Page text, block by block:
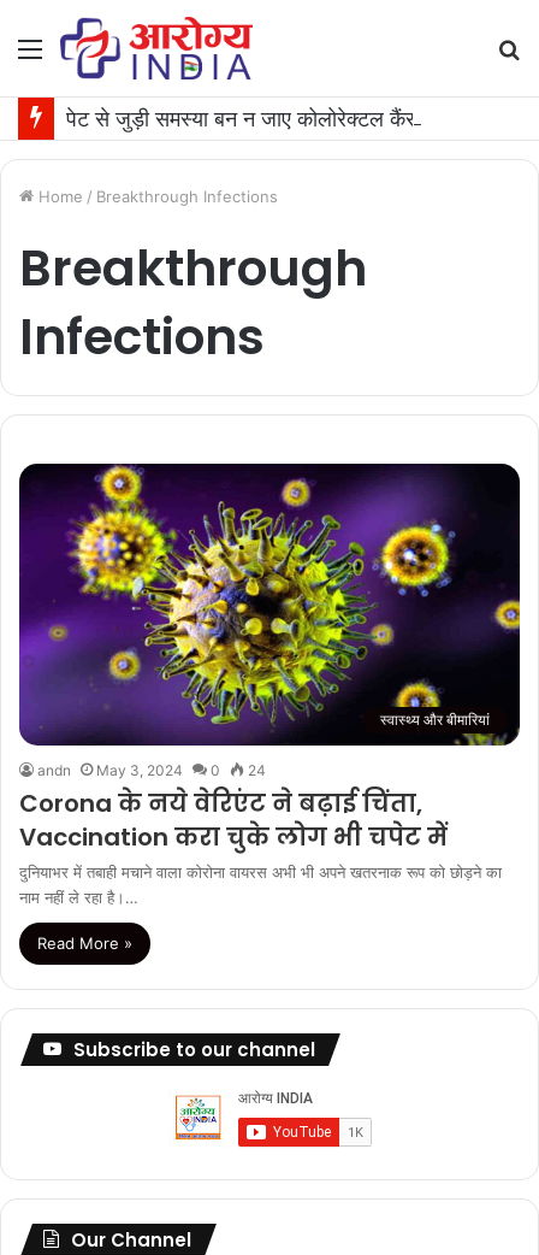
Menu
Home / Breakthrough Infections
Breakthrough
Infections
स्वास्थ्य और बीमारियां
andn May 3, 2024 0 24
Corona के नये वेरिएंट ने बढ़ाई चिंता,
Vaccination करा चुके लोग भी चपेट में
दुनियाभर में तबाही मचाने वाला कोरोना वायरस अभी भी अपने खतरनाक रूप को छोड़ने का
नाम नहीं ले रहा है।…
Read More »
Subscribe to our channel
Our Channel